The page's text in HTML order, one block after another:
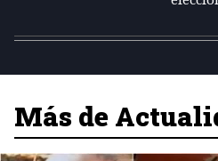
Más de